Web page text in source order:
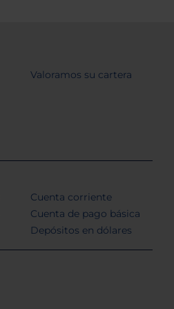
Valoramos su cartera
Cuenta corriente
Cuenta de pago básica
Depósitos en dólares